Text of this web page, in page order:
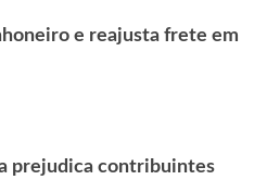
e reajusta frete em
prejudica contribuintes